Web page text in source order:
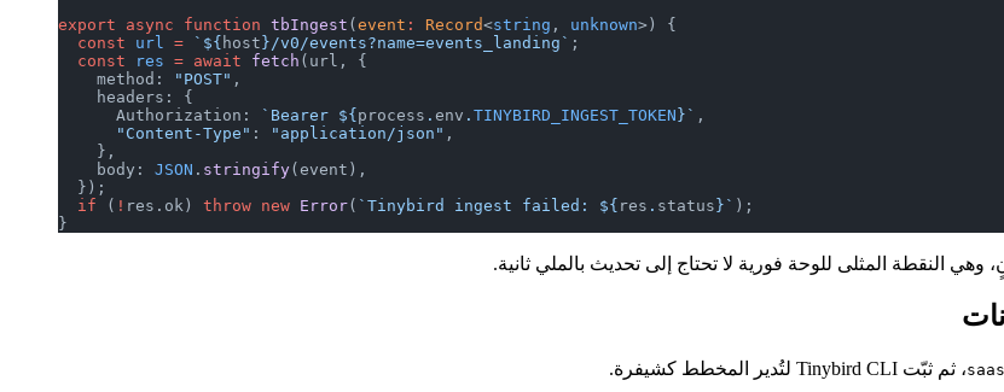
export async function tbIngest ( event : Record<string , unknown>) {
  const
url = `${ host }/v0/events?name=events_landing` ;
  const
res = await fetch (url, {
    method:
"POST" ,
    headers: {
      Authorization:
`Bearer ${ process . env . TINYBIRD_INGEST_TOKEN }` ,
      "Content-Type"
: "application/json" ,
    },
    body:
JSON . stringify(event),
  });
  if
( ! res.ok) throw new Error( `Tinybird ingest failed: ${ res . status }` );
}
، ثم ثبّت Tinybird CLI لتُدير المخطط كشيفرة.